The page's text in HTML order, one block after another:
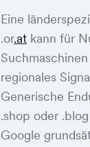
Eine
.or.at kann für
regionales
Generische
.shop oder
Google